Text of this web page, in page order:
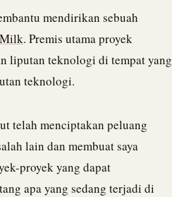
mendirikan sebuah
. Premis utama proyek
liputan teknologi di tempat yang
teknologi.
telah menciptakan peluang
lain dan membuat saya
proyek yang dapat
apa yang sedang terjadi di